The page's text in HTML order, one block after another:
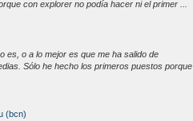
con explorer no podía hacer ni el primer ...
es, o a lo mejor es que me ha salido de
Sólo he hecho los primeros puestos porque
(bcn)